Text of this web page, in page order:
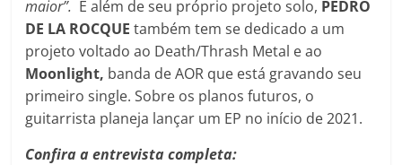
maior”. E além de seu próprio projeto solo, PEDRO
DE LA ROCQUEtambém tem se dedicado a um
projeto voltado ao Death/Thrash Metal e ao
Moonlight, banda de AOR que está gravando seu
primeiro single. Sobre os planos futuros, o
guitarrista planeja lançar um EP no início de 2021.
Confira a entrevista completa: